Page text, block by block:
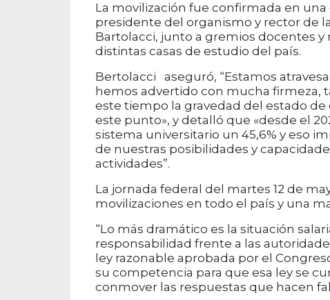
La movilización fue confirmada en
presidente del organismo y rector de
Bartolacci, junto a gremios docentes
distintas casas de estudio del país.
Bertolacci aseguró, “Estamos
hemos advertido con mucha firmeza,
este tiempo la gravedad del estado
este punto», y detalló que «desde el
sistema universitario un 45,6% y eso
de nuestras posibilidades y
actividades”.
La jornada federal del martes 12 de
movilizaciones en todo el país y una
“Lo más dramático es la situación
responsabilidad frente a las
ley razonable aprobada por el
su competencia para que esa ley se
conmover las respuestas que hacen